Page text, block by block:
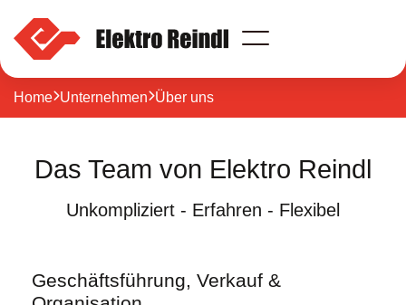
Privatbau
Gewerbebau
Referenzen
Team
Öffnungszeiten
HomeUnternehmenÜber uns
Das Team von Elektro Reindl
Unkompliziert - Erfahren - Flexibel
Geschäftsführung, Verkauf &